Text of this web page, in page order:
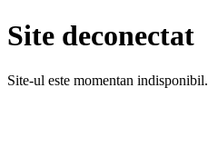
Site deconectat
Site-ul este momentan indisponibil.